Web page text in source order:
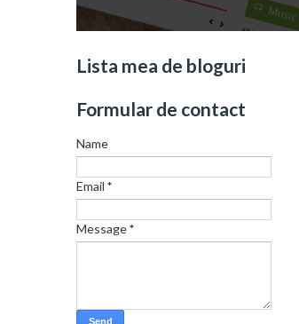
Lista mea de bloguri
Formular de contact
Name
Email *
Message*